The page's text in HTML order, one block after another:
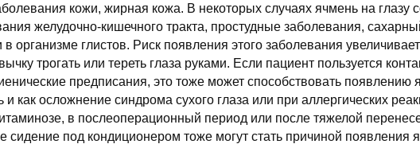
кожи, жирная кожа. В некоторых случаях ячмень на глазу
желудочно-кишечного тракта, простудные заболевания,
в организме глистов. Риск появления этого заболевания
трогать или тереть глаза руками. Если пациент пользуется
предписания, это тоже может способствовать появлению
как осложнение синдрома сухого глаза или при аллергических
в послеоперационный период или после тяжелой
сидение под кондиционером тоже могут стать причиной появления